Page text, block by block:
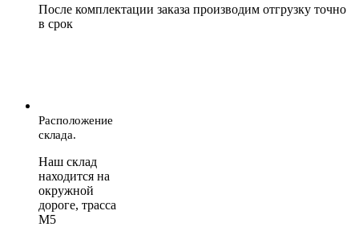
После комплектации заказа производим отгрузку точно
в срок
Расположение
склада.
Наш склад
находится на
окружной
дороге, трасса
М5